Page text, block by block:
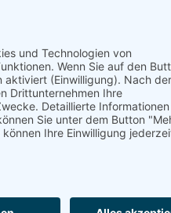
© HHB Batsch GmbH